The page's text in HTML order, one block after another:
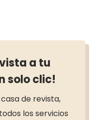
a tu
solo clic!
de revista,
los servicios